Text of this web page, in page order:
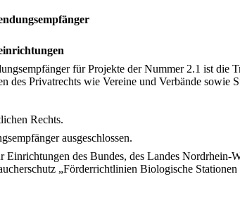
für Projekte der Nummer 2.1 ist
des Privatrechts wie Vereine und Verbände sowie
Rechts.
ausgeschlossen.
des Bundes, des Landes
„Förderrichtlinien Biologische